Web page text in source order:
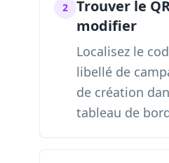
2
Trouver le
modifier
Localisez le
libellé de
de création
tableau de